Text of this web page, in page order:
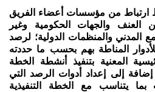
ارتباط من مؤسسات أعضاء الفريق
العنف والجهات الحكومية وغير
المدني والمنظمات الدولية؛ لرصد
المناطة بهم بحسب ما حددته
المعنية بتنفيذ أنشطة الخطة
إلى إعداد أدوات الرصد التي
يتناسب مع الخطة التنفيذية